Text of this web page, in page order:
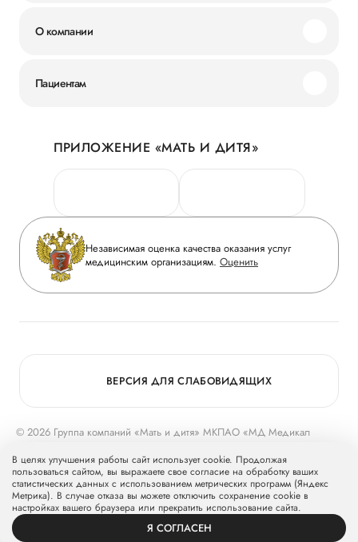
О компании
Новости
Руководство
Сотрудничество
Инвесторам
Журнал «Мать и дитя»
Вакансии
Медицинский туризм
Пациентам
Личный кабинет
Персональные данные
Горячая линия качества
Вопрос-ответ
Приложение пациента
Статьи
ПРИЛОЖЕНИЕ «МАТЬ И ДИТЯ»
Независимая оценка качества оказания услуг
медицинским организациям. Оценить
© 2026 Группа компаний «Мать и дитя» МКПАО «МД Медикал
Группу компаний «Мать и дитя».
ВЕРСИЯ ДЛЯ СЛАБОВИДЯЩИХ
УСЛУГИ ПРОФИЛЬ
В целях улучшения работы сайт использует cookie. Продолжая
пользоваться сайтом, вы выражаете свое согласие на обработку ваших
статистических данных с использованием метрических программ (Яндекс
Метрика). В случае отказа вы можете отключить сохранение cookie в
настройках вашего браузера или прекратить использование сайта.
Я СОГЛАСЕН